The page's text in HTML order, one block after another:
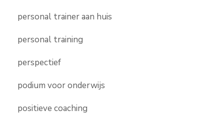
personal trainer aan huis
personal training
perspectief
podium voor onderwijs
positieve coaching